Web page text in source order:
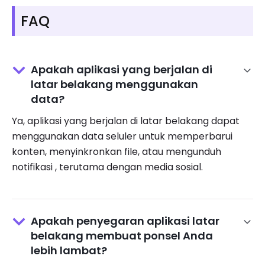
FAQ
Apakah aplikasi yang berjalan di
latar belakang menggunakan
data?
Ya, aplikasi yang berjalan di latar belakang dapat
menggunakan data seluler untuk memperbarui
konten, menyinkronkan file, atau mengunduh
notifikasi , terutama dengan media sosial.
Apakah penyegaran aplikasi latar
belakang membuat ponsel Anda
lebih lambat?